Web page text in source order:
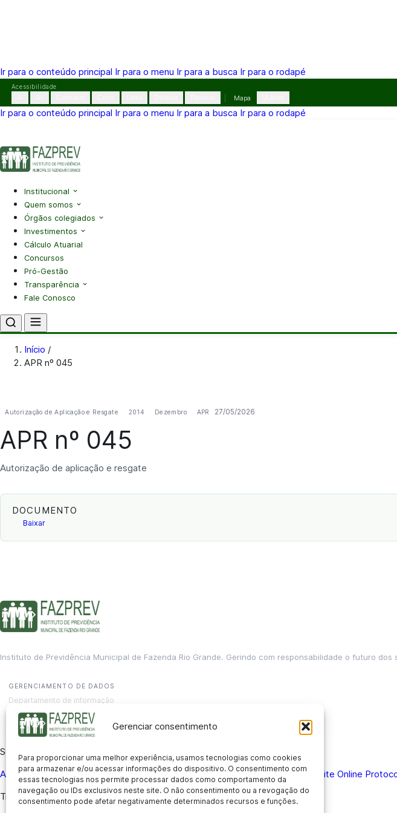
Gerenciar consentimento
Para proporcionar uma melhor experiência, usamos tecnologias como cookies
para armazenar e/ou acessar informações do dispositivo. O consentimento com
essas tecnologias nos permite processar dados como comportamento da
navegação ou IDs exclusivos neste site. O não consentimento ou a revogação do
consentimento pode afetar negativamente determinados recursos e funções.
Ir para o conteúdo principal Ir para o menu Ir para a busca Ir para o rodapé
Pular
o
Acessibilidade
Mapa
Ir para o conteúdo principal Ir para o menu Ir para a busca Ir para o rodapé
Institucional
Quem somos
Órgãos colegiados
Investimentos
Cálculo Atuarial
Concursos
Pró-Gestão
Transparência
Fale Conosco
Início /
APR nº 045
Autorização de Aplicação e Resgate 2014 Dezembro APR 27/05/2026
APR nº 045
Autorização de aplicação e resgate
DOCUMENTO
Baixar
Instituto de Previdência Municipal de Fazenda Rio Grande. Gerindo com responsabilidade o futuro dos
GERENCIAMENTO DE DADOS
Departamento de informação
contato@fazprev.pr.gov.br
(41) 3995-2146
Serviços
Aposentadoria Pensão por Morte Benefício por Invalidez Auxílio Doença Holerite Online
Transparência